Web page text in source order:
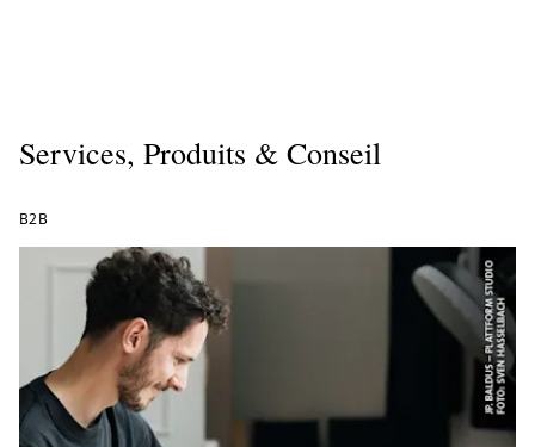
Services, Produits & Conseil
B2B